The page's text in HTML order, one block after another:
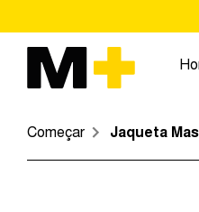
para
conteúdo
Começar Jaqueta